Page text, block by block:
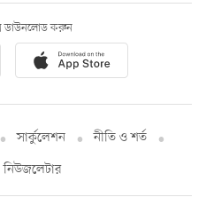
ডাউনলোড করুন
সার্কুলেশন
নীতি ও শর্ত
নিউজলেটার